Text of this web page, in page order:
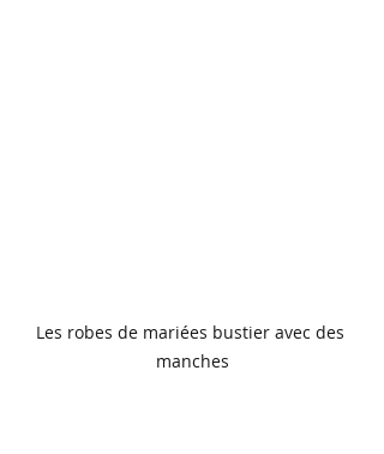
Les robes de mariées bustier avec des
manches